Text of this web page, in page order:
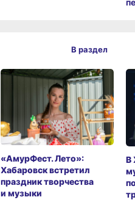
«АмурФест. Лето»:
Хабаровск встретил
праздник творчества
и музыки
В
В раздел